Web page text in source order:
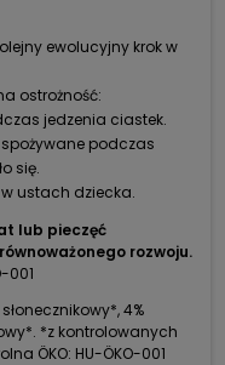
ewolucyjny krok w
ostrożność:
jedzenia ciastek.
spożywane podczas
się.
ustach dziecka.
lub pieczęć
rozwoju.
001
4%
*z kontrolowanych
ÖKO: HU-ÖKO-001